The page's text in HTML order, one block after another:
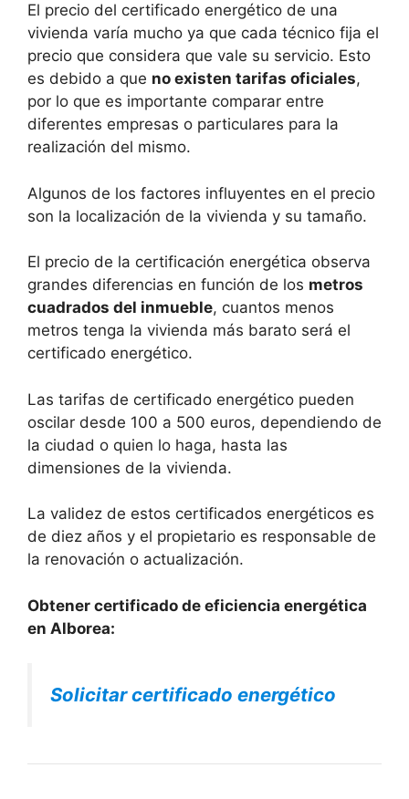
El precio del certificado energético de una
vivienda varía mucho ya que cada técnico fija el
precio que considera que vale su servicio. Esto
es debido a que no existen tarifas oficiales,
por lo que es importante comparar entre
diferentes empresas o particulares para la
realización del mismo.
Algunos de los factores influyentes en el precio
son la localización de la vivienda y su tamaño.
El precio de la certificación energética observa
grandes diferencias en función de los metros
cuadrados del inmueble, cuantos menos
metros tenga la vivienda más barato será el
certificado energético.
Las tarifas de certificado energético pueden
oscilar desde 100 a 500 euros, dependiendo de
la ciudad o quien lo haga, hasta las
dimensiones de la vivienda.
La validez de estos certificados energéticos es
de diez años y el propietario es responsable de
la renovación o actualización.
Obtener certificado de eficiencia energética
en Alborea:
Solicitar certificado energético